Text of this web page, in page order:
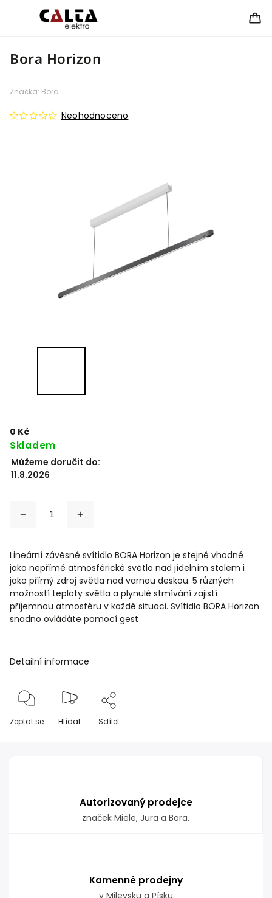
Bora Horizon
Neohodnoceno
Značka: Bora
0 Kč
Skladem
Můžeme doručit do:
11.8.2026
Lineární závěsné svítidlo BORA Horizon je stejně vhodné
jako nepřímé atmosférické světlo nad jídelním stolem i
jako přímý zdroj světla nad varnou deskou. 5 různých
možností teploty světla a plynulé stmívání zajistí
příjemnou atmosféru v každé situaci. Svítidlo BORA Horizon
snadno ovládáte pomocí gest
Detailní informace
Zeptat se Hlídat Sdílet
Autorizovaný prodejce
značek Miele, Jura a Bora.
Kamenné prodejny
v Milevsku a Písku